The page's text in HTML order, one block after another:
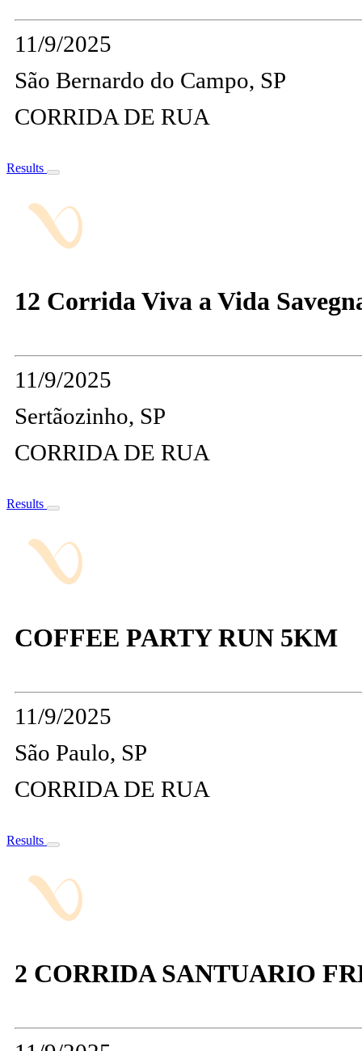
11/9/2025
São Bernardo do Campo, SP
CORRIDA DE RUA
Results
12 Corrida Viva a Vida
11/9/2025
Sertãozinho, SP
CORRIDA DE RUA
Results
COFFEE PARTY RUN 5KM
11/9/2025
São Paulo, SP
CORRIDA DE RUA
Results
2 CORRIDA SANTUARIO